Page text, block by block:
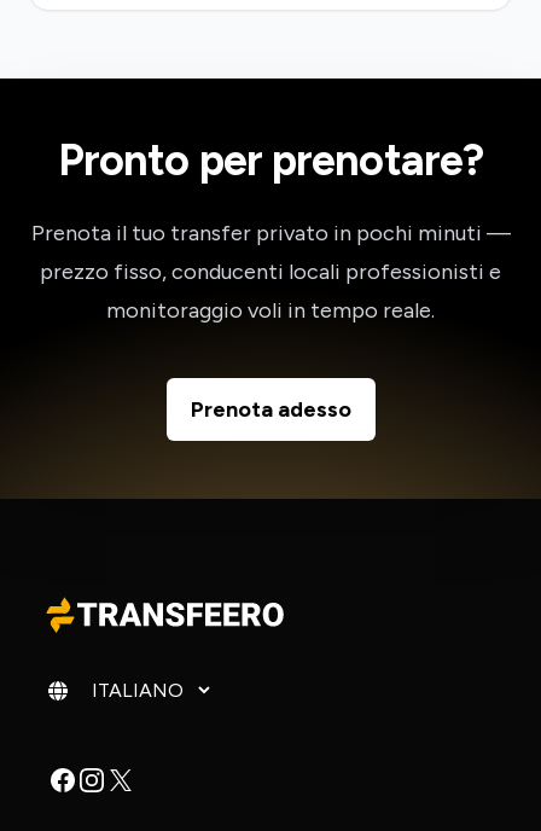
Pronto per prenotare?
Prenota il tuo transfer privato in pochi minuti —
prezzo fisso, conducenti locali professionisti e
monitoraggio voli in tempo reale.
Prenota adesso
Cambia lingua
Facebook
Instagram
X